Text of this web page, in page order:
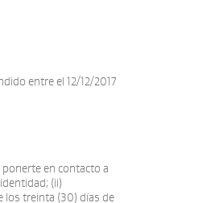
entre el 12/12/2017
en contacto a
(ii)
los treinta (30) días de